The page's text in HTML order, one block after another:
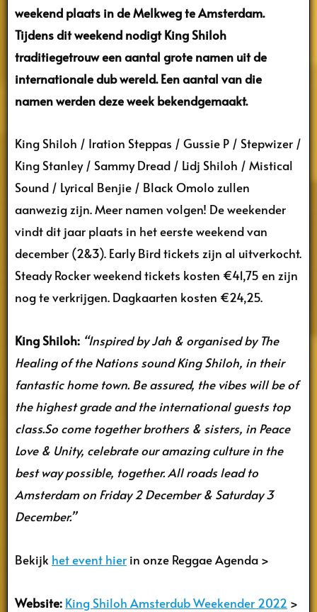
weekend plaats in de Melkweg te Amsterdam.
Tijdens dit weekend nodigt King Shiloh
traditiegetrouw een aantal grote namen uit de
internationale dub wereld. Een aantal van die
namen werden deze week bekendgemaakt.
King Shiloh / Iration Steppas / Gussie P / Stepwizer /
King Stanley / Sammy Dread / Lidj Shiloh / Mistical
Sound / Lyrical Benjie / Black Omolo zullen
aanwezig zijn. Meer namen volgen! De weekender
vindt dit jaar plaats in het eerste weekend van
december (2&3). Early Bird tickets zijn al uitverkocht.
Steady Rocker weekend tickets kosten €41,75 en zijn
nog te verkrijgen. Dagkaarten kosten €24,25.
King Shiloh: “Inspired by Jah & organised by The
Healing of the Nations sound King Shiloh, in their
fantastic home town. Be assured, the vibes will be of
the highest grade and the international guests top
class.So come together brothers & sisters, in Peace
Love & Unity, celebrate our amazing culture in the
best way possible, together. All roads lead to
Amsterdam on Friday 2 December & Saturday 3
December.”
Bekijk het event hier in onze Reggae Agenda >
Website: King Shiloh Amsterdub Weekender 2022 >